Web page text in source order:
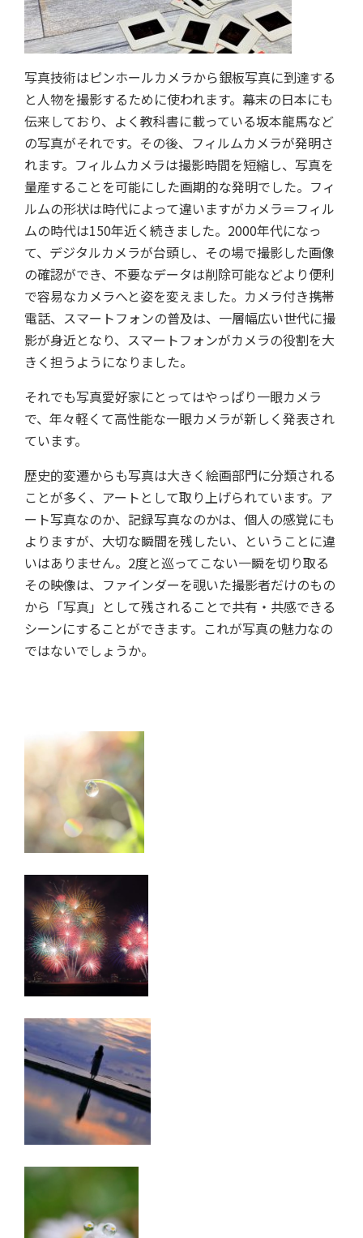
写真技術はピンホールカメラから銀板写真に到達する
と人物を撮影するために使われます。幕末の日本にも
伝来しており、よく教科書に載っている坂本龍馬など
の写真がそれです。その後、フィルムカメラが発明さ
れます。フィルムカメラは撮影時間を短縮し、写真を
量産することを可能にした画期的な発明でした。フィ
ルムの形状は時代によって違いますがカメラ＝フィル
ムの時代は150年近く続きました。2000年代になっ
て、デジタルカメラが台頭し、その場で撮影した画像
の確認ができ、不要なデータは削除可能などより便利
で容易なカメラへと姿を変えました。カメラ付き携帯
電話、スマートフォンの普及は、一層幅広い世代に撮
影が身近となり、スマートフォンがカメラの役割を大
きく担うようになりました。
それでも写真愛好家にとってはやっぱり一眼カメラ
で、年々軽くて高性能な一眼カメラが新しく発表され
ています。
歴史的変遷からも写真は大きく絵画部門に分類される
ことが多く、アートとして取り上げられています。ア
ート写真なのか、記録写真なのかは、個人の感覚にも
よりますが、大切な瞬間を残したい、ということに違
いはありません。2度と巡ってこない一瞬を切り取る
その映像は、ファインダーを覗いた撮影者だけのもの
から「写真」として残されることで共有・共感できる
シーンにすることができます。これが写真の魅力なの
ではないでしょうか。